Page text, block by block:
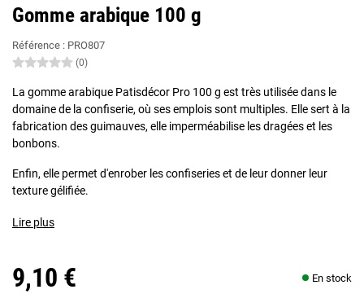
Gomme arabique 100 g
Référence : PRO807
(0)
La gomme arabique Patisdécor Pro 100 g est très utilisée dans le
domaine de la confiserie, où ses emplois sont multiples. Elle sert à la
fabrication des guimauves, elle imperméabilise les dragées et les
bonbons.
Enfin, elle permet d'enrober les confiseries et de leur donner leur
texture gélifiée.
Lire plus
9,10 € En stock